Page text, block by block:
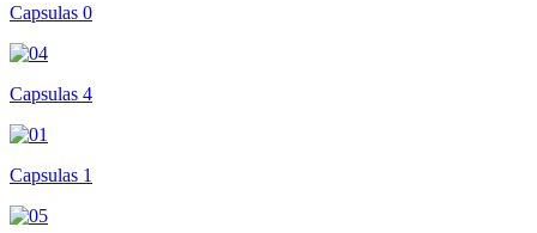
Capsulas 0
Capsulas 4
Capsulas 1